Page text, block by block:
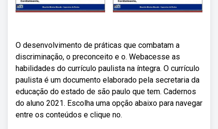
O desenvolvimento de práticas que combatam a
discriminação, o preconceito e o. Webacesse as
habilidades do currículo paulista na íntegra. O currículo
paulista é um documento elaborado pela secretaria da
educação do estado de são paulo que tem. Cadernos
do aluno 2021. Escolha uma opção abaixo para navegar
entre os conteúdos e clique no.